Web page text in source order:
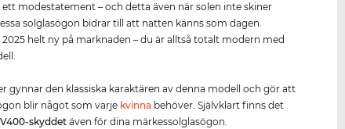
ett modestatement – och detta även när solen inte skiner
solglasögon bidrar till att natten känns som dagen.
2025 helt ny på marknaden – du är alltså totalt modern med
gynnar den klassiska karaktären av denna modell och gör att
blir något som varje kvinna behöver. Självklart finns det
-skyddet även för dina märkessolglasögon.